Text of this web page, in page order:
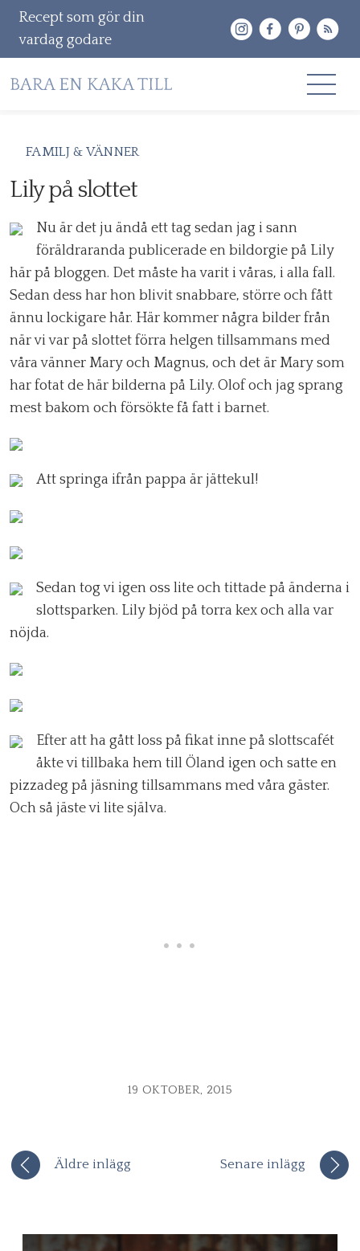
Recept som gör din
vardag godare
till
innehåll
Sök
efter:
FAMILJ & VÄNNER
Lily på slottet
Nu är det ju ändå ett tag sedan jag i sann
föräldraranda publicerade en bildorgie på Lily
här på bloggen. Det måste ha varit i våras, i alla fall.
Sedan dess har hon blivit snabbare, större och fått
ännu lockigare hår. Här kommer några bilder från
när vi var på slottet förra helgen tillsammans med
våra vänner Mary och Magnus, och det är Mary som
har fotat de här bilderna på Lily. Olof och jag sprang
mest bakom och försökte få fatt i barnet.
Att springa ifrån pappa är jättekul!
Sedan tog vi igen oss lite och tittade på änderna i
slottsparken. Lily bjöd på torra kex och alla var
nöjda.
Efter att ha gått loss på fikat inne på slottscafét
åkte vi tillbaka hem till Öland igen och satte en
pizzadeg på jäsning tillsammans med våra gäster.
Och så jäste vi lite själva.
19 OKTOBER, 2015
Äldre inlägg Senare inlägg